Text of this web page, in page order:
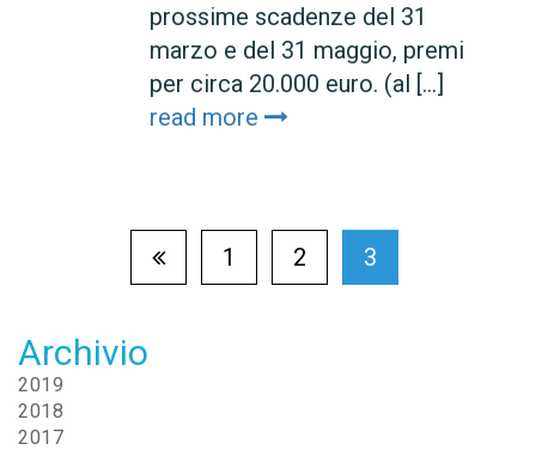
prossime scadenze del 31
marzo e del 31 maggio, premi
per circa 20.000 euro. (al [...]
read more
1 2 3
Archivio
2019
2018
2017